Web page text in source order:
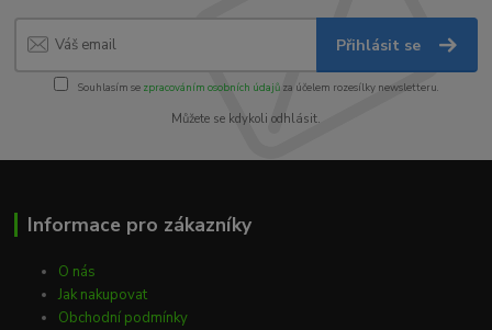
Přihlásit se
Souhlasím se zpracováním osobních údajůza účelem rozesílky newsletteru.
Můžete se kdykoli odhlásit.
Informace pro zákazníky
O nás
Jak nakupovat
Obchodní podmínky